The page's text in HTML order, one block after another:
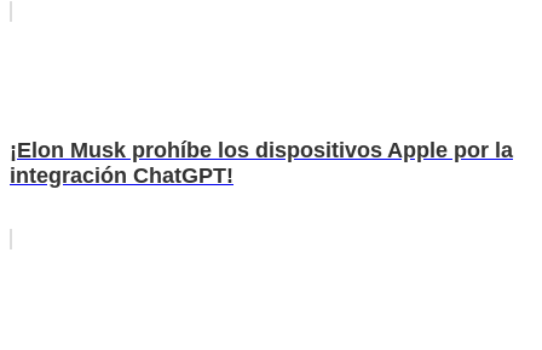
¡Elon Musk prohíbe los dispositivos Apple por la
integración ChatGPT!